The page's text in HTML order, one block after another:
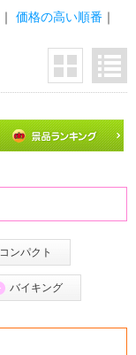
｜ 価格の高い順番 ｜
コンパクト
バイキング